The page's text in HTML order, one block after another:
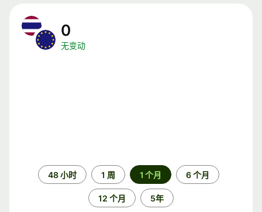
0
无变动
48 小时 1 周 1 个月 6 个月
12 个月 5年